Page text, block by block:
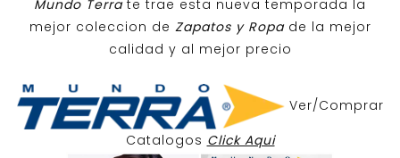
Mundo Terra te trae esta nueva temporada la
mejor coleccion de Zapatos y Ropa de la mejor
calidad y al mejor precio
Ver/Comprar
Catalogos Click Aqui